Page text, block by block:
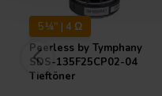
5¼" | 4 Ω
Peerless by Tymphany
SDS-135F25CP02-04
Tieftöner